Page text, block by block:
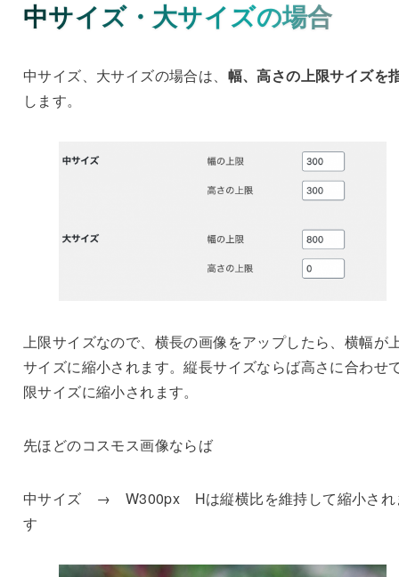
中サイズ・大サイズの場合
中サイズ、大サイズの場合は、 幅、高さの上限サイズを
します。
上限サイズなので、横長の画像をアップしたら、横幅が
サイズに縮小されます。縦長サイズならば高さに合わせ
限サイズに縮小されます。
先ほどのコスモス画像ならば
中サイズ → W300px Hは縦横比を維持して縮小され
す